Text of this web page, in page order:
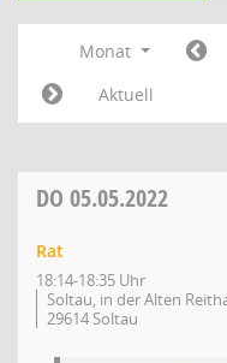
Monat
Aktuell
DO 05.05.2022
Rat
18:14-18:35 Uhr
Soltau, in der Alten
29614 Soltau